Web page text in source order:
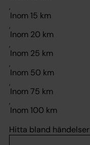
,
,
,
,
,
,
Hitta bland händelser